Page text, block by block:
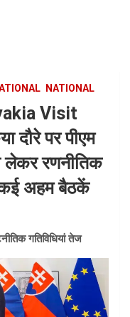
NATIONAL
Visit
दौरे पर पीएम
लेकर रणनीतिक
अहम बैठकें
गतिविधियां तेज